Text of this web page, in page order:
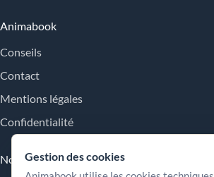
Animabook
Conseils
Contact
Mentions légales
Confidentialité
Nos engagements
Gestion des cookies